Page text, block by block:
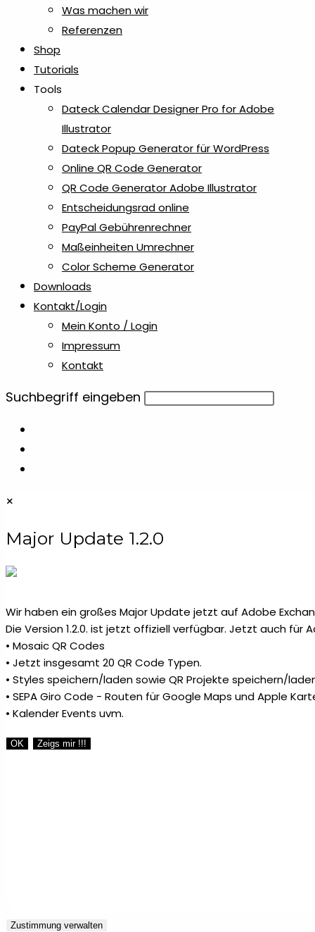
Was machen wir
Referenzen
Shop
Tutorials
Tools
Dateck Calendar Designer Pro for Adobe
Illustrator
Dateck Popup Generator für WordPress
Online QR Code Generator
QR Code Generator Adobe Illustrator
Entscheidungsrad online
PayPal Gebührenrechner
Maßeinheiten Umrechner
Color Scheme Generator
Downloads
Kontakt/Login
Mein Konto / Login
Impressum
Kontakt
Diese
durchsuchen
Suchbegriff eingeben
×
Major Update 1.2.0
Wir haben ein großes Major Update jetzt auf Adobe
Die Version 1.2.0. ist jetzt offiziell verfügbar. Jetzt auch für
• Mosaic QR Codes
• Jetzt insgesamt 20 QR Code Typen.
• Styles speichern/laden sowie QR Projekte speichern/
• SEPA Giro Code - Routen für Google Maps und Apple
• Kalender Events uvm.
OK Zeigs mir !!!
Zustimmung verwalten